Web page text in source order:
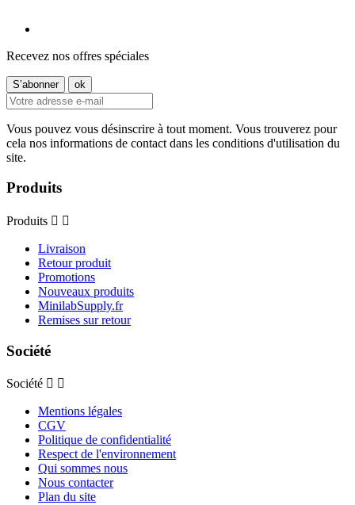
Recevez nos offres spéciales
Vous pouvez vous désinscrire à tout moment. Vous trouverez pour
cela nos informations de contact dans les conditions d'utilisation du
site.
Produits
Produits  
Livraison
Retour produit
Promotions
Nouveaux produits
MinilabSupply.fr
Remises sur retour
Société
Société  
Mentions légales
CGV
Politique de confidentialité
Respect de l'environnement
Qui sommes nous
Nous contacter
Plan du site